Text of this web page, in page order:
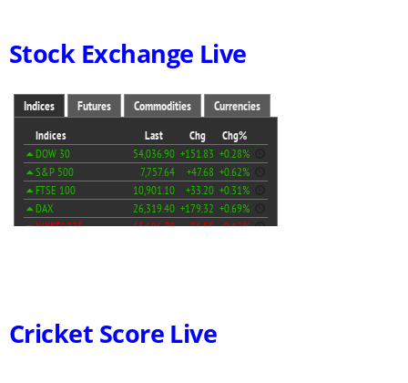
Stock Exchange Live
Cricket Score Live